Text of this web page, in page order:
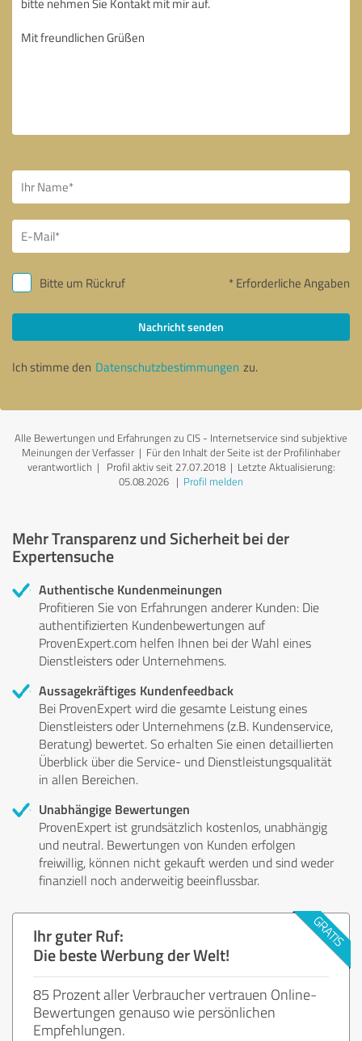
Bitte um Rückruf * Erforderliche Angaben
Nachricht senden
Ich stimme den Datenschutzbestimmungen zu.
Alle Bewertungen und Erfahrungen zu CIS - Internetservice sind subjektive
Meinungen der Verfasser | Für den Inhalt der Seite ist der Profilinhaber
verantwortlich | Profil aktiv seit 27.07.2018 | Letzte Aktualisierung:
05.08.2026 | Profil melden
Mehr Transparenz und Sicherheit bei der
Expertensuche
Authentische Kundenmeinungen
Profitieren Sie von Erfahrungen anderer Kunden: Die
authentifizierten Kundenbewertungen auf
ProvenExpert.com helfen Ihnen bei der Wahl eines
Dienstleisters oder Unternehmens.
Aussagekräftiges Kundenfeedback
Bei ProvenExpert wird die gesamte Leistung eines
Dienstleisters oder Unternehmens (z.B. Kundenservice,
Beratung) bewertet. So erhalten Sie einen detaillierten
Überblick über die Service- und Dienstleistungsqualität
in allen Bereichen.
Unabhängige Bewertungen
ProvenExpert ist grundsätzlich kostenlos, unabhängig
und neutral. Bewertungen von Kunden erfolgen
freiwillig, können nicht gekauft werden und sind weder
finanziell noch anderweitig beeinflussbar.
Ihr guter Ruf:
Die beste Werbung der Welt!
85 Prozent aller Verbraucher vertrauen Online-
Bewertungen genauso wie persönlichen
Empfehlungen.